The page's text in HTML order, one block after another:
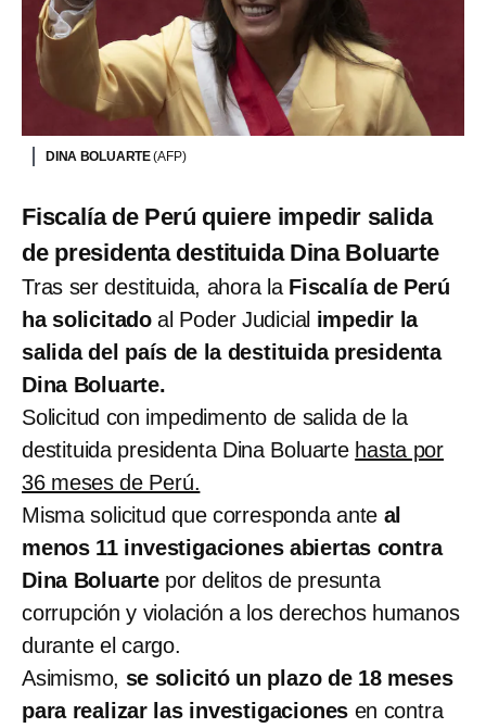
DINA BOLUARTE(AFP)
Fiscalía de Perú quiere impedir salida
de presidenta destituida Dina Boluarte
Tras ser destituida, ahora la Fiscalía de Perú
ha solicitado al Poder Judicial impedir la
salida del país de la destituida presidenta
Dina Boluarte.
Solicitud con impedimento de salida de la
destituida presidenta Dina Boluarte hasta por
36 meses de Perú.
Misma solicitud que corresponda ante al
menos 11 investigaciones abiertas contra
Dina Boluarte por delitos de presunta
corrupción y violación a los derechos humanos
durante el cargo.
Asimismo, se solicitó un plazo de 18 meses
para realizar las investigaciones en contra